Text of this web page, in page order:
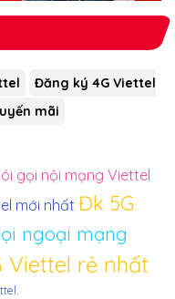
Đăng ký 4G Viettel
mãi
gọi nội mạng Viettel
mới nhất Đk 5G
ngoại mạng
Viettel rẻ nhất
.